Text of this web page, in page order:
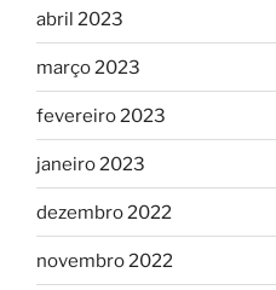
abril 2023
março 2023
fevereiro 2023
janeiro 2023
dezembro 2022
novembro 2022